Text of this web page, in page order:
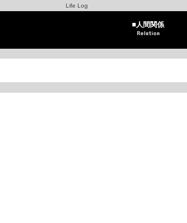
Life Log
■人間関係
Relation